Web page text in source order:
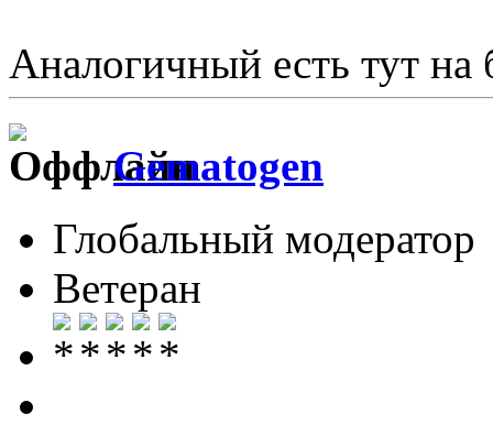
Аналогичный есть тут на
Gematogen
Глобальный модератор
Ветеран